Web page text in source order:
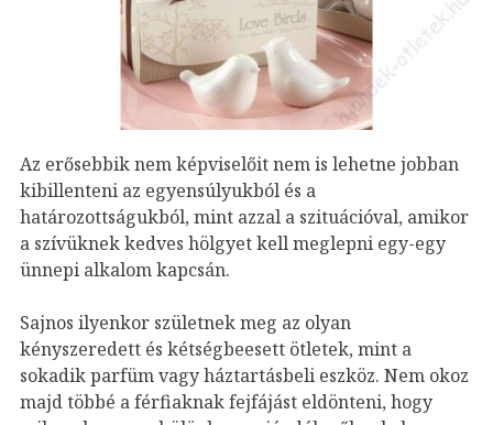
Az erősebbik nem képviselőit nem is lehetne jobban
kibillenteni az egyensúlyukból és a
határozottságukból, mint azzal a szituációval, amikor
a szívüknek kedves hölgyet kell meglepni egy-egy
ünnepi alkalom kapcsán.
Sajnos ilyenkor születnek meg az olyan
kényszeredett és kétségbeesett ötletek, mint a
sokadik parfüm vagy háztartásbeli eszköz. Nem okoz
majd többé a férfiaknak fejfájást eldönteni, hogy